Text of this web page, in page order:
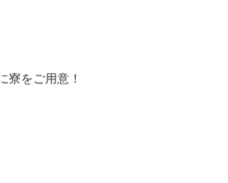
寮をご用意！